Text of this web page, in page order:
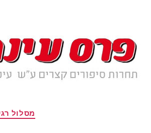
מסלול רגיל